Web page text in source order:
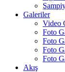
Galeriler
Video
Foto
Foto
Foto
Foto
Akış